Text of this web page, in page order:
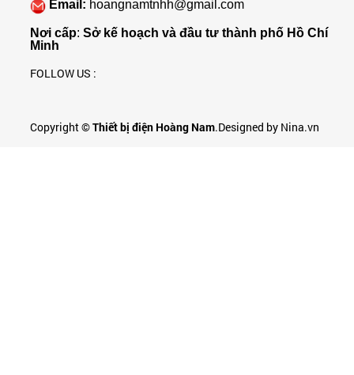
Email: hoangnamtnhh@gmail.com
Nơi cấp: Sở kế hoạch và đầu tư thành phố Hồ Chí
Minh
FOLLOW US :
Copyright ©Thiết bị điện Hoàng Nam.Designed by Nina.vn